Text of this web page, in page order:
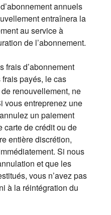
annuels
entraînera la
au service à
de l’abonnement.
frais d’abonnement
payés, le cas
renouvellement, ne
vous entreprenez une
un paiement
carte de crédit ou de
entière discrétion,
Si nous
et que les
vous n’avez pas
à la réintégration du